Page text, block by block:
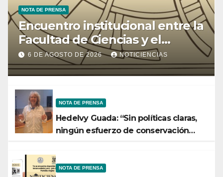
NOTA DE PRENSA
Encuentro institucional entre la
Facultad de Ciencias y el
Ministerio de Ciencia y
Tecnología
6 DE AGOSTO DE 2026 NOTICIENCIAS
NOTA DE PRENSA
Hedelvy Guada: “Sin políticas claras,
ningún esfuerzo de conservación
NOTA DE PRENSA